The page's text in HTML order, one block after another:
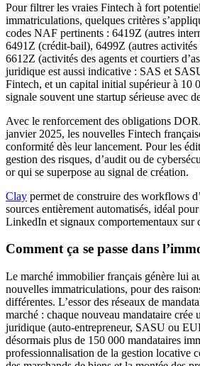
Pour filtrer les vraies Fintech à fort
immatriculations, quelques critères
codes NAF pertinents : 6419Z (autres
6491Z (crédit-bail), 6499Z (autres activités
6612Z (activités des agents et courtiers
juridique est aussi indicative : SAS et
Fintech, et un capital initial supérieur à 10
signale souvent une startup sérieuse avec
Avec le renforcement des obligations
janvier 2025, les nouvelles Fintech
conformité dès leur lancement. Pour les
gestion des risques, d’audit ou de
or qui se superpose au signal de création.
Clay permet de construire des workflows
sources entièrement automatisés, idéal
LinkedIn et signaux comportementaux sur
Comment ça se passe dans
Le marché immobilier français génère lui
nouvelles immatriculations, pour des
différentes. L’essor des réseaux de
marché : chaque nouveau mandataire crée
juridique (auto-entrepreneur, SASU ou
désormais plus de 150 000 mandataires
professionnalisation de la gestion locative